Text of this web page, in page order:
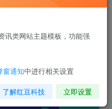
议登陆后购买，可保存购买订单
创视频，单号每月上限
讯类网站主题模板，功能强
窗通知中进行相关设置
了解红豆科技 立即设置